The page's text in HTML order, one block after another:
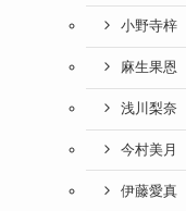
小野寺梓
麻生果恩
浅川梨奈
今村美月
伊藤愛真